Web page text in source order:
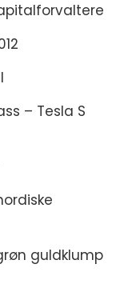
– Tesla S
guldklump